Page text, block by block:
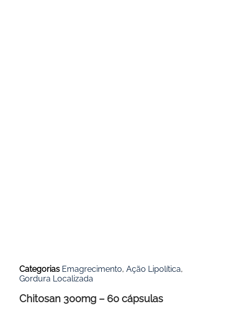
Categorias Emagrecimento, Ação Lipolítica,
Gordura Localizada
Chitosan 300mg – 60 cápsulas